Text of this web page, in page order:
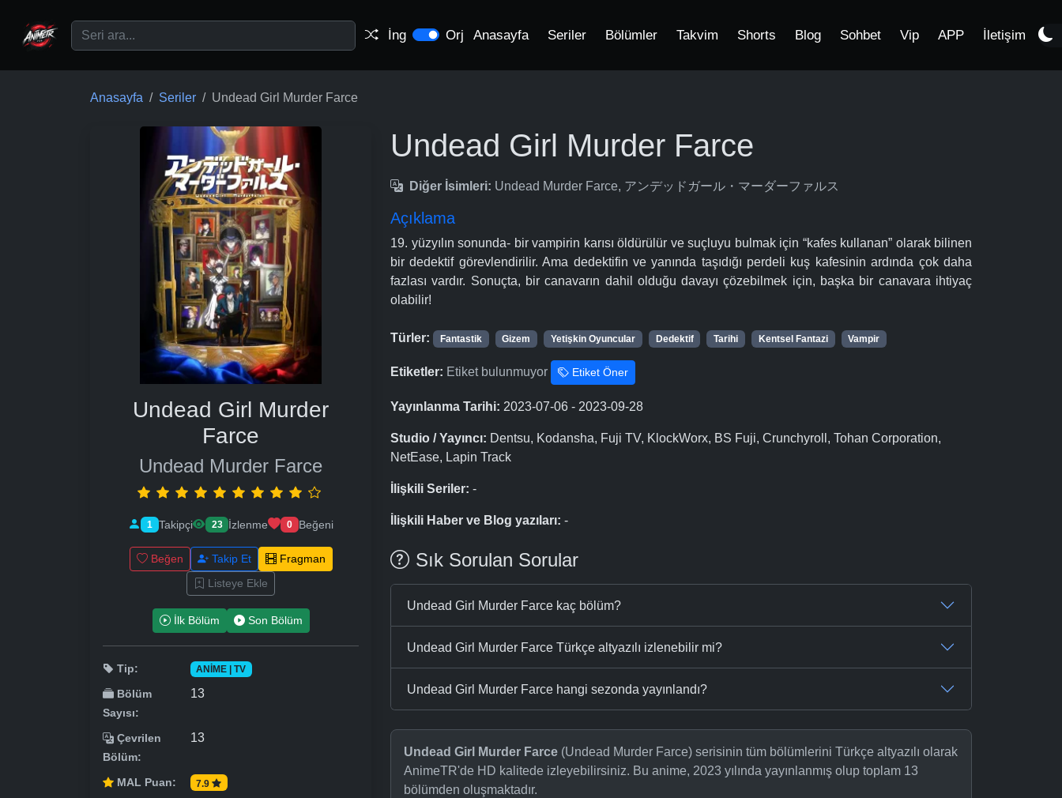
İng Orj Anasayfa Seriler Bölümler Takvim Shorts Blog Sohbet Vip APP İletişim
Anasayfa Seriler Undead Girl Murder Farce
Undead Girl Murder
Farce
Undead Murder Farce
1 Takipçi 23 İzlenme 0 Beğeni
Beğen Takip Et
Fragman
Listeye Ekle
İlk Bölüm Son Bölüm
Tip: ANIME | TV
Bölüm
Sayısı:
13
Çevrilen
Bölüm:
13
MAL Puan: 7.9
Undead Girl Murder Farce
Diğer İsimleri: Undead Murder Farce, アンデッドガール・マーダーファルス
Açıklama
19. yüzyılın sonunda- bir vampirin karısı öldürülür ve suçluyu bulmak için “kafes kullanan” olarak bilinen
bir dedektif görevlendirilir. Ama dedektifin ve yanında taşıdığı perdeli kuş kafesinin ardında çok daha
fazlası vardır. Sonuçta, bir canavarın dahil olduğu davayı çözebilmek için, başka bir canavara ihtiyaç
olabilir!
Türler: Fantastik Gizem Yetişkin Oyuncular Dedektif Tarihi Kentsel Fantazi Vampir
Etiketler: Etiket bulunmuyor Etiket Öner
Yayınlanma Tarihi: 2023-07-06 - 2023-09-28
Studio / Yayıncı: Dentsu, Kodansha, Fuji TV, KlockWorx, BS Fuji, Crunchyroll, Tohan Corporation,
NetEase, Lapin Track
İlişkili Seriler: -
İlişkili Haber ve Blog yazıları: -
Sık Sorulan Sorular
Undead Girl Murder Farce kaç bölüm?
Undead Girl Murder Farce Türkçe altyazılı izlenebilir mi?
Undead Girl Murder Farce hangi sezonda yayınlandı?
Undead Girl Murder Farce (Undead Murder Farce) serisinin tüm bölümlerini Türkçe altyazılı olarak
AnimeTR'de HD kalitede izleyebilirsiniz. Bu anime, 2023 yılında yayınlanmış olup toplam 13
bölümden oluşmaktadır.